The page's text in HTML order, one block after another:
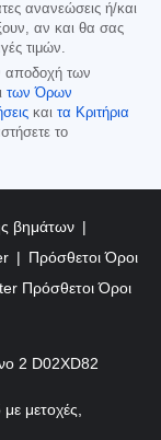
ανανεώσεις ή/και
αν και θα σας
τιμών.
αποδοχή των
των Όρων
και τα Κριτήρια
το
βημάτων
Πρόσθετοι Όροι
Πρόσθετοι Όροι
2 D02XD82
μετοχές,